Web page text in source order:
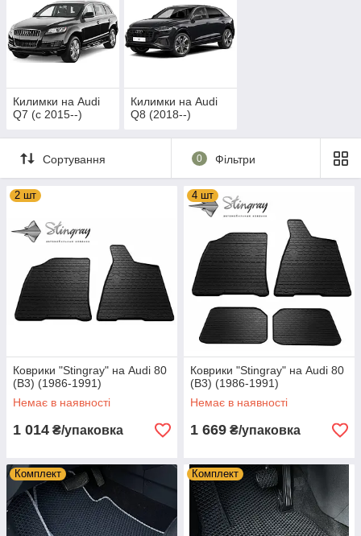
Килимки на Audi
Q7 (c 2015--)
Килимки на Audi
Q8 (2018--)
Сортування 0 Фільтри
2 шт
Коврики "Stingray" на Audi 80
(B3) (1986-1991)
Немає в наявності
1 014 ₴/упаковка
4 шт
Коврики "Stingray" на Audi 80
(B3) (1986-1991)
Немає в наявності
1 669 ₴/упаковка
Комплект Комплект